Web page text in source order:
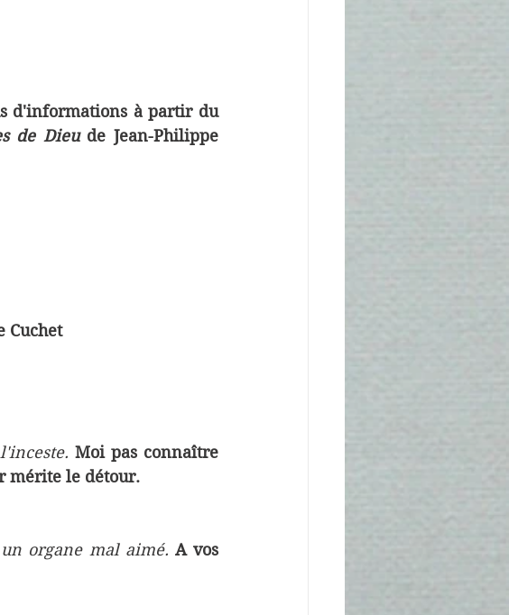
d'informations à partir du
de Dieu de Jean-Philippe
Cuchet
Moi pas connaître
mérite le détour.
organe mal aimé. A vos